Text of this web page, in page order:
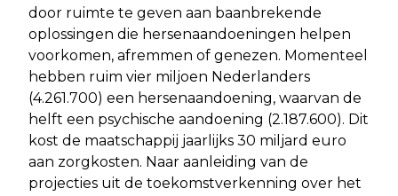
door ruimte te geven aan baanbrekende
oplossingen die hersenaandoeningen helpen
voorkomen, afremmen of genezen. Momenteel
hebben ruim vier miljoen Nederlanders
(4.261.700) een hersenaandoening, waarvan de
helft een psychische aandoening (2.187.600). Dit
kost de maatschappij jaarlijks 30 miljard euro
aan zorgkosten. Naar aanleiding van de
projecties uit de toekomstverkenning over het